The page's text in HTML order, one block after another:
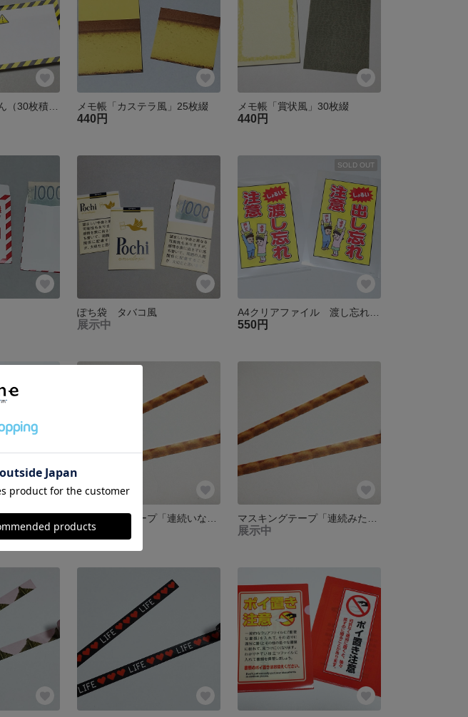
注意事項連絡ふせん（30枚積層） メモ帳「カステラ風」25枚綴
440円
メモ帳「賞状風」30枚綴
440円
ぽち袋 タバコ風
展示中
SOLD OUT
550円
550円 展示中